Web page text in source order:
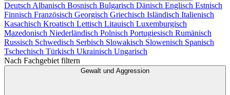
Deutsch Albanisch Bosnisch Bulgarisch Dänisch Englisch Estnisch
Finnisch Französisch Georgisch Griechisch Isländisch Italienisch
Kasachisch Kroatisch Lettisch Litauisch Luxemburgisch
Mazedonisch Niederländisch Polnisch Portugiesisch Rumänisch
Russisch Schwedisch Serbisch Slowakisch Slowenisch Spanisch
Tschechisch Türkisch Ukrainisch Ungarisch
Nach Fachgebiet filtern
Gewalt und Aggression